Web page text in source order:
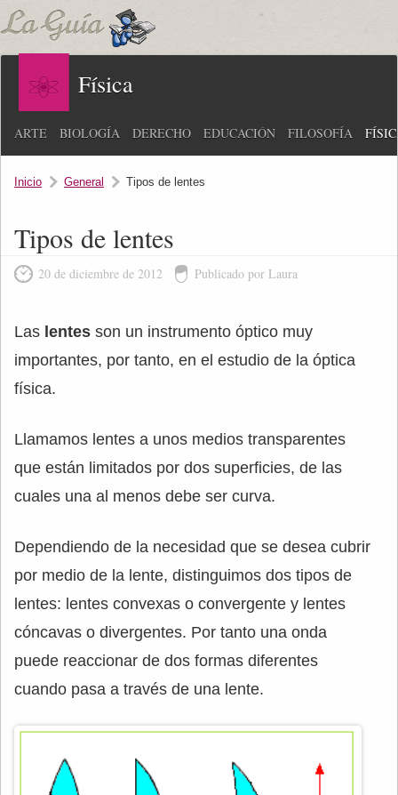
Física
ARTE BIOLOGÍA DERECHO EDUCACIÓN FILOSOFÍA
Inicio General Tipos de lentes
Tipos de lentes
20 de diciembre de 2012 Publicado por Laura
Las lentes son un instrumento óptico muy
importantes, por tanto, en el estudio de la óptica
física.
Llamamos lentes a unos medios transparentes
que están limitados por dos superficies, de las
cuales una al menos debe ser curva.
Dependiendo de la necesidad que se desea cubrir
por medio de la lente, distinguimos dos tipos de
lentes: lentes convexas o convergente y lentes
cóncavas o divergentes. Por tanto una onda
puede reaccionar de dos formas diferentes
cuando pasa a través de una lente.